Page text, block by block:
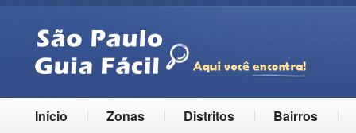
Início Zonas Distritos Bairros